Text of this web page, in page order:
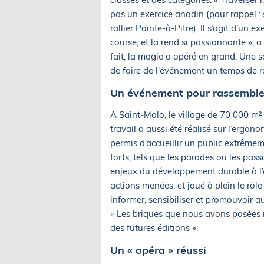
pas un exercice anodin (pour rappel
rallier Pointe-à-Pitre). Il s’agit d’un
course, et la rend si passionnante »,
fait, la magie a opéré en grand. Une
de faire de l'événement un temps de
Un événement pour
A Saint-Malo, le village de 70 000
travail a aussi été réalisé sur
permis d’accueillir un public
forts, tels que les parades ou les
enjeux du développement durable à
actions menées, et joué à plein le
informer, sensibiliser et promouvoir
« Les briques que nous avons
des futures éditions ».
Un « opéra » réussi